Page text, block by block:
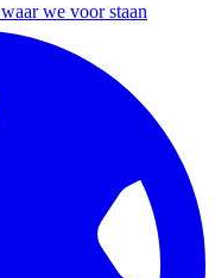
we voor staan